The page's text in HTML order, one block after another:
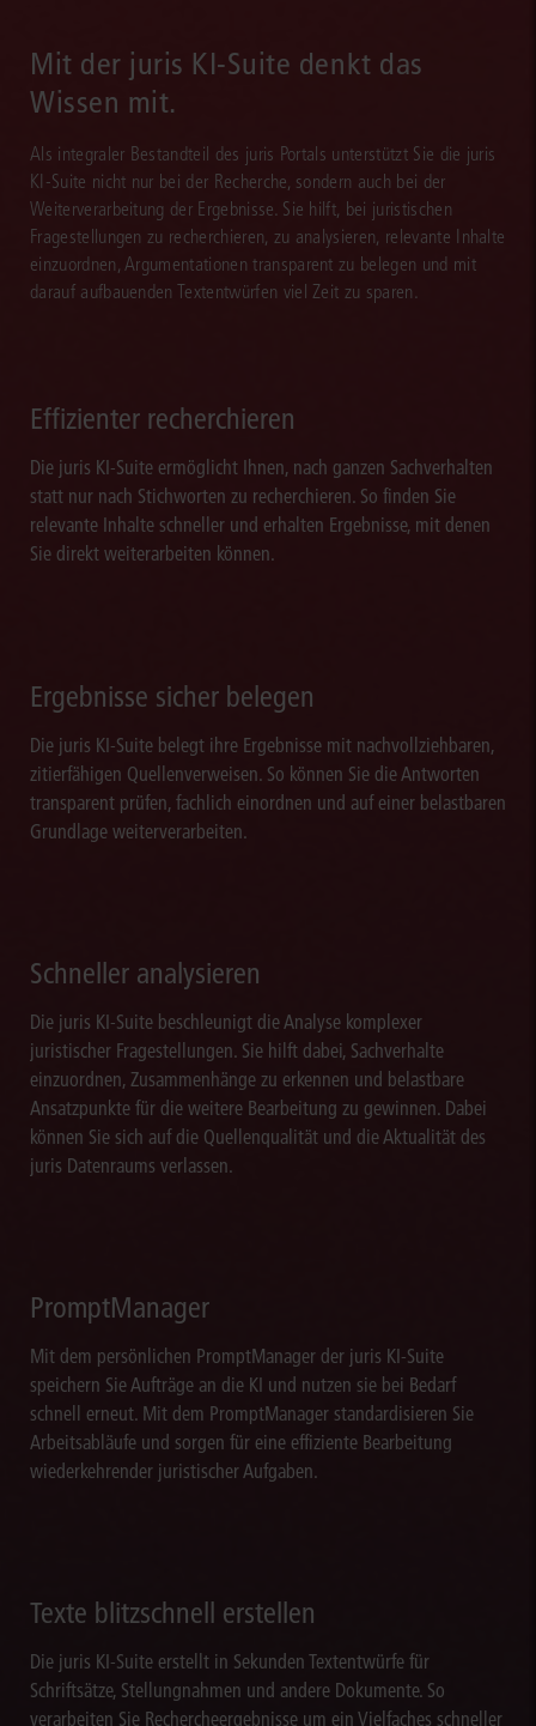
Mit der juris KI-Suite denkt das
Wissen mit.
Als integraler Bestandteil des juris Portals unterstützt Sie die juris
KI-Suite nicht nur bei der Recherche, sondern auch bei der
Weiterverarbeitung der Ergebnisse. Sie hilft, bei juristischen
Fragestellungen zu recherchieren, zu analysieren, relevante Inhalte
einzuordnen, Argumentationen transparent zu belegen und mit
darauf aufbauenden Textentwürfen viel Zeit zu sparen.
Effizienter recherchieren
Die juris KI-Suite ermöglicht Ihnen, nach ganzen Sachverhalten
statt nur nach Stichworten zu recherchieren. So finden Sie
relevante Inhalte schneller und erhalten Ergebnisse, mit denen
Sie direkt weiterarbeiten können.
Ergebnisse sicher belegen
Die juris KI-Suite belegt ihre Ergebnisse mit nachvollziehbaren,
zitierfähigen Quellenverweisen. So können Sie die Antworten
transparent prüfen, fachlich einordnen und auf einer belastbaren
Grundlage weiterverarbeiten.
Schneller analysieren
Die juris KI-Suite beschleunigt die Analyse komplexer
juristischer Fragestellungen. Sie hilft dabei, Sachverhalte
einzuordnen, Zusammenhänge zu erkennen und belastbare
Ansatzpunkte für die weitere Bearbeitung zu gewinnen. Dabei
können Sie sich auf die Quellenqualität und die Aktualität des
juris Datenraums verlassen.
PromptManager
Mit dem persönlichen PromptManager der juris KI-Suite
speichern Sie Aufträge an die KI und nutzen sie bei Bedarf
schnell erneut. Mit dem PromptManager standardisieren Sie
Arbeitsabläufe und sorgen für eine effiziente Bearbeitung
wiederkehrender juristischer Aufgaben.
Texte blitzschnell erstellen
Die juris KI-Suite erstellt in Sekunden Textentwürfe für
Schriftsätze, Stellungnahmen und andere Dokumente. So
verarbeiten Sie Rechercheergebnisse um ein Vielfaches schneller